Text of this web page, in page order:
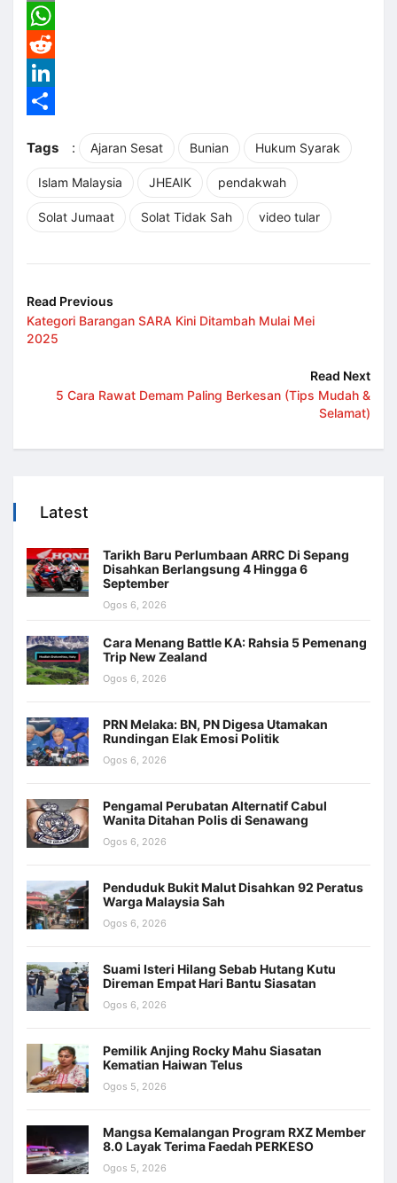
Email
WhatsApp
Reddit
LinkedIn
Tags
: Ajaran Sesat Bunian Hukum Syarak
Islam Malaysia JHEAIK pendakwah
Solat Jumaat Solat Tidak Sah video tular
Read Previous
Kategori Barangan SARA Kini Ditambah Mulai Mei
2025
Read Next
5 Cara Rawat Demam Paling Berkesan (Tips Mudah &
Selamat)
Latest
Tarikh Baru Perlumbaan ARRC Di Sepang
Disahkan Berlangsung 4 Hingga 6
September
Ogos 6, 2026
Cara Menang Battle KA: Rahsia 5 Pemenang
Trip New Zealand
Ogos 6, 2026
PRN Melaka: BN, PN Digesa Utamakan
Rundingan Elak Emosi Politik
Ogos 6, 2026
Pengamal Perubatan Alternatif Cabul
Wanita Ditahan Polis di Senawang
Ogos 6, 2026
Penduduk Bukit Malut Disahkan 92 Peratus
Warga Malaysia Sah
Ogos 6, 2026
Suami Isteri Hilang Sebab Hutang Kutu
Direman Empat Hari Bantu Siasatan
Ogos 6, 2026
Pemilik Anjing Rocky Mahu Siasatan
Kematian Haiwan Telus
Ogos 5, 2026
Mangsa Kemalangan Program RXZ Member
8.0 Layak Terima Faedah PERKESO
Ogos 5, 2026